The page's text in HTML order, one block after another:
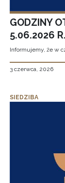
GODZINY
5.06.2026 R.
Informujemy, że w
3 czerwca, 2026
SIEDZIBA